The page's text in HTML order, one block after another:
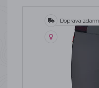
Doprava